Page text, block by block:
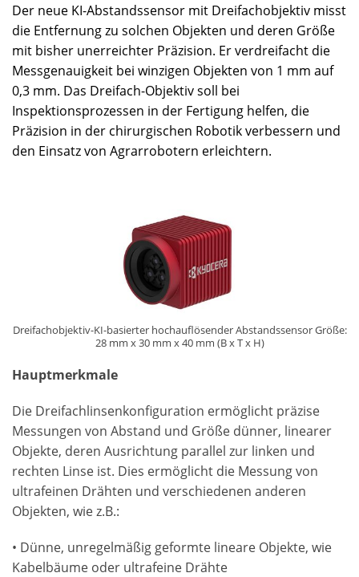
Der neue KI-Abstandssensor mit Dreifachobjektiv misst
die Entfernung zu solchen Objekten und deren Größe
mit bisher unerreichter Präzision. Er verdreifacht die
Messgenauigkeit bei winzigen Objekten von 1 mm auf
0,3 mm. Das Dreifach-Objektiv soll bei
Inspektionsprozessen in der Fertigung helfen, die
Präzision in der chirurgischen Robotik verbessern und
den Einsatz von Agrarrobotern erleichtern.
Dreifachobjektiv-KI-basierter hochauflösender Abstandssensor Größe:
28 mm x 30 mm x 40 mm (B x T x H)
Hauptmerkmale
Die Dreifachlinsenkonfiguration ermöglicht präzise
Messungen von Abstand und Größe dünner, linearer
Objekte, deren Ausrichtung parallel zur linken und
rechten Linse ist. Dies ermöglicht die Messung von
ultrafeinen Drähten und verschiedenen anderen
Objekten, wie z.B.:
• Dünne, unregelmäßig geformte lineare Objekte, wie
Kabelbäume oder ultrafeine Drähte